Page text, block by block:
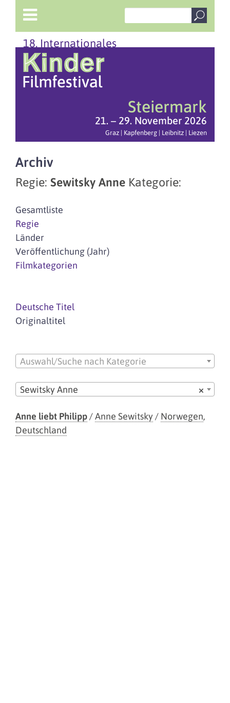
18. Internationales
Steiermark
21. – 29. November 2026
Graz | Kapfenberg | Leibnitz | Liezen
Archiv
Regie: Sewitsky Anne Kategorie:
Gesamtliste
Regie
Länder
Veröffentlichung (Jahr)
Filmkategorien
Deutsche Titel
Originaltitel
Auswahl/Suche nach Kategorie
×
Sewitsky Anne
Anne liebt Philipp/Anne Sewitsky / Norwegen,
Deutschland